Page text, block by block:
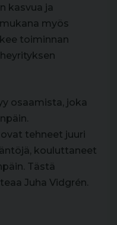
kasvua ja
myös
toiminnan
osaamista, joka
tehneet juuri
kouluttaneet
Tästä
Juha Vidgrén.